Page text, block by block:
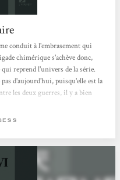
conduit à l'embrasement qui
chimérique s'achève donc,
reprend l'univers de la série.
pas d'aujourd'hui, puisqu'elle est la
les deux guerres, il y a bien
Bessonneau. Certaines pages